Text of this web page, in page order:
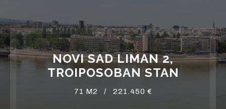
NOVI SAD LIMAN 2,
TROIPOSOBAN STAN
71 M2 / 221.450 €